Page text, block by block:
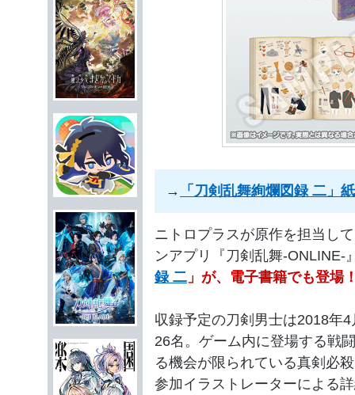
→ 「刀剣乱舞絢爛図録 二」
ニトロプラスが原作を担当し
ンアプリ『刀剣乱舞-ONLINE-
録 二 」が、電子書籍でも登場
収録予定の刀剣男士は2018年
26名。ゲーム内に登場する戦
る機会が限られている真剣必
参加イラストレーターによる